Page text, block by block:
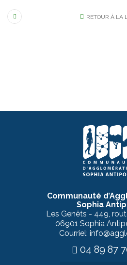
RETOUR À LA
Communauté
Sophia
Les Genêts - 449,
06901 Sophia
Courriel:
04 89 87